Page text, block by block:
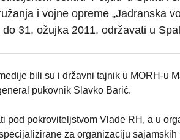
i vojne opreme „Jadranska
31. ožujka 2011. održavati u
bili su i državni tajnik u MORH-u
pukovnik Slavko Barić.
pod pokroviteljstvom Vlade RH, a u
za organizaciju sajamskih